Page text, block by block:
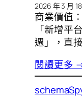
2026 年 3 月
商業價值
「新增平
週」，直
閱讀更多